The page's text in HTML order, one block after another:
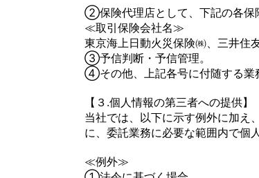
②保険代理店として、下記の各保
≪取引保険会社名≫
東京海上日動火災保険㈱、三井住
③予信判断・予信管理。
④その他、上記各号に付随する業
【３.個人情報の第三者への提供】
当社では、以下に示す例外に加え
に、委託業務に必要な範囲内で個
≪例外≫